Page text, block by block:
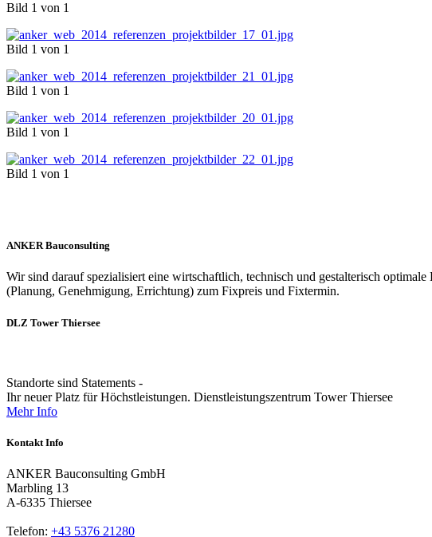
Bild 1 von 1
Bild 1 von 1
Bild 1 von 1
Bild 1 von 1
Bild 1 von 1
ANKER Bauconsulting
Wir sind darauf spezialisiert eine wirtschaftlich, technisch und gestalterisch
(Planung, Genehmigung, Errichtung) zum Fixpreis und Fixtermin.
DLZ Tower Thiersee
Standorte sind Statements -
Ihr neuer Platz für Höchstleistungen. Dienstleistungszentrum Tower Thiersee
Mehr Info
Kontakt Info
ANKER Bauconsulting GmbH
Marbling 13
A-6335 Thiersee
Telefon: +43 5376 21280